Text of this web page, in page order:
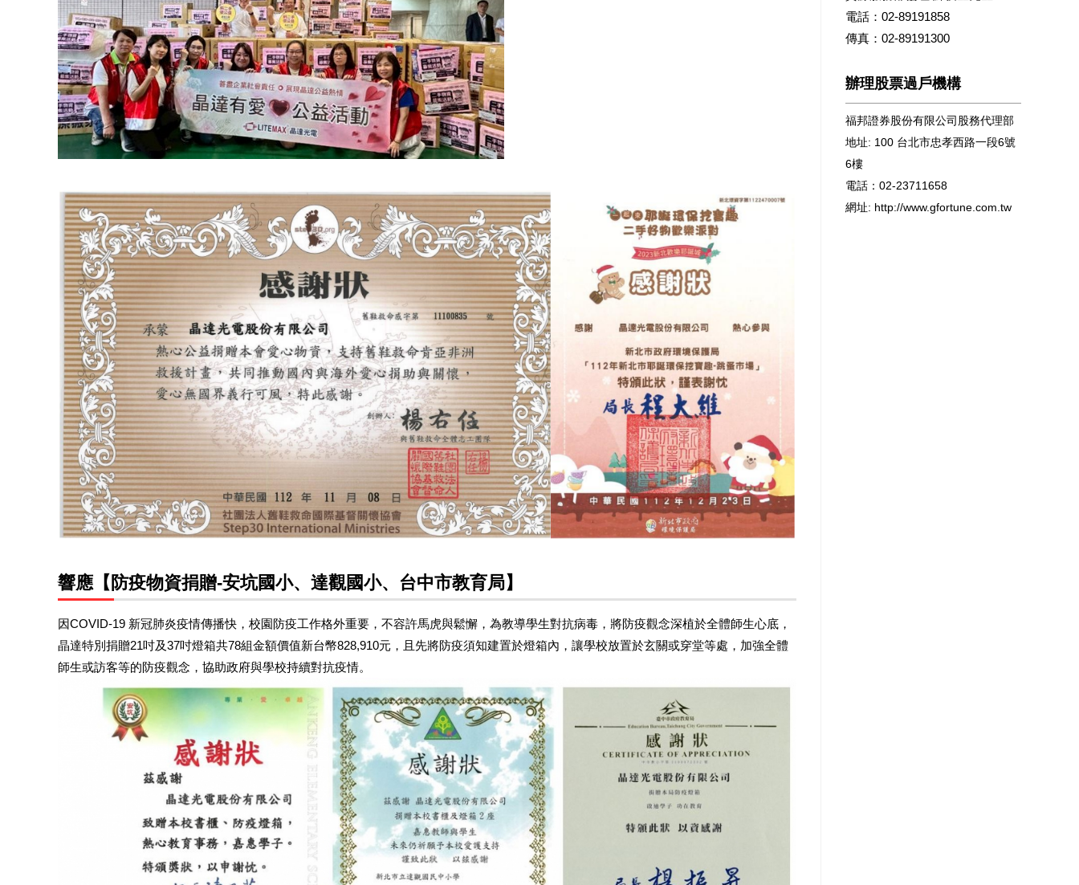
響應【防疫物資捐贈-安坑國小、達觀國小、台中市教育局】
因COVID-19 新冠肺炎疫情傳播快，校園防疫工作格外重要，不容許馬虎與鬆懈，為教導學生對抗病毒，將防疫觀念深植於全體師生心底，
晶達特別捐贈21吋及37吋燈箱共78組金額價值新台幣828,910元，且先將防疫須知建置於燈箱內，讓學校放置於玄關或穿堂等處，加強全體
師生或訪客等的防疫觀念，協助政府與學校持續對抗疫情。
電話：02-89191858
傳真：02-89191300
辦理股票過戶機構
福邦證券股份有限公司股務代理部
地址: 100 台北市忠孝西路一段6號
6樓
電話：02-23711658
網址: http://www.gfortune.com.tw